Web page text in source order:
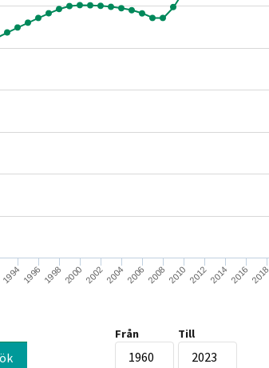
1994 1996 1998 2000 20022004 2006 2008 2010 20122014 2016 2018
Från Till